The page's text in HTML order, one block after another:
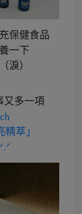
保健食品
一下
淚）
又多一項
萃」